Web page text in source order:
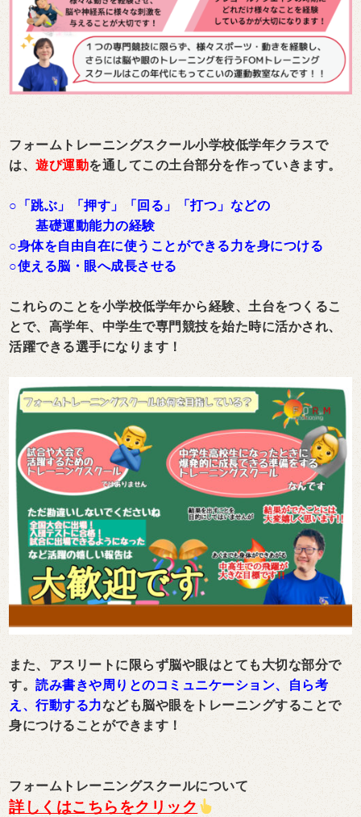
フォームトレーニングスクール小学校低学年クラスで
は、遊び運動を通してこの土台部分を作っていきます。
○「跳ぶ」「押す」「回る」「打つ」などの
基礎運動能力の経験
○身体を自由自在に使うことができる力を身につける
○使える脳・眼へ成長させる
これらのことを小学校低学年から経験、土台をつくるこ
とで、高学年、中学生で専門競技を始た時に活かされ、
活躍できる選手になります！
また、アスリートに限らず脳や眼はとても大切な部分で
す。読み書きや周りとのコミュニケーション、自ら考
え、行動する力なども脳や眼をトレーニングすることで
身につけることができます！
フォームトレーニングスクールについて
詳しくはこちらをクリック